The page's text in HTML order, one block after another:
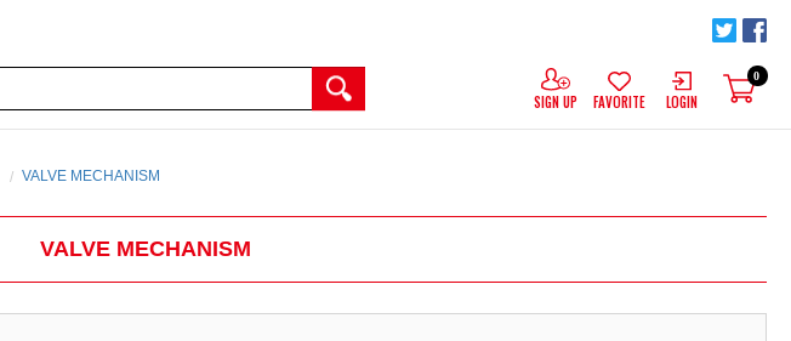
SIGN UP FAVORITE LOGIN
0
VALVE MECHANISM
VALVE MECHANISM